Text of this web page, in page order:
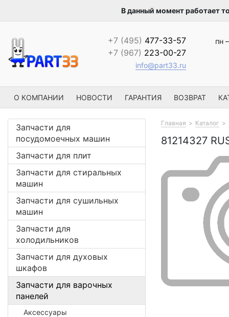
В данный момент работает
+7 (495) 477-33-57
+7 (967) 223-00-27
info@part33.ru
пн
О КОМПАНИИ НОВОСТИ ГАРАНТИЯ ВОЗВРАТ
Запчасти для
посудомоечных машин
Запчасти для плит
Запчасти для стиральных
машин
Запчасти для сушильных
машин
Запчасти для
холодильников
Запчасти для духовых
шкафов
Запчасти для варочных
панелей
Аксессуары
Главная Каталог
81214327